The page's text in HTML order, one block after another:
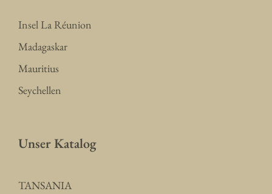
Insel La Réunion
Madagaskar
Mauritius
Seychellen
Unser Katalog
TANSANIA